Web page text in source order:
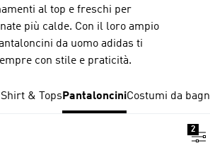
al top e freschi per
più calde. Con il loro ampio
da uomo adidas ti
con stile e praticità.
Shirt & Tops PantalonciniCostumi da
2